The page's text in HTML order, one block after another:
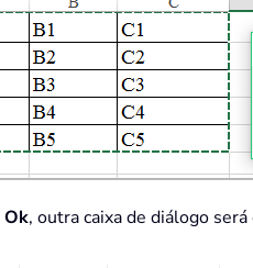
Ok, outra caixa de diálogo